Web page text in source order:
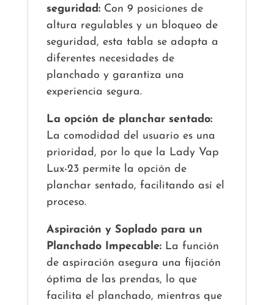
seguridad: Con 9 posiciones de
altura regulables y un bloqueo de
seguridad, esta tabla se adapta a
diferentes necesidades de
planchado y garantiza una
experiencia segura.
La opción de planchar sentado:
La comodidad del usuario es una
prioridad, por lo que la Lady Vap
Lux-23 permite la opción de
planchar sentado, facilitando así el
proceso.
Aspiración y Soplado para un
Planchado Impecable: La función
de aspiración asegura una fijación
óptima de las prendas, lo que
facilita el planchado, mientras que